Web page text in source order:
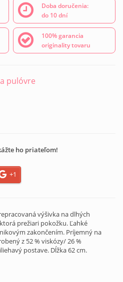
Doba doručenia:
do 10 dní
100% garancia
originality tovaru
pulóvre
ho priateľom!
+1
výšivka na dlhých
prežiari pokožku. Ľahké
zakončením. Príjemný na
z 52 % viskózy/ 26 %
postave. Dĺžka 62 cm.